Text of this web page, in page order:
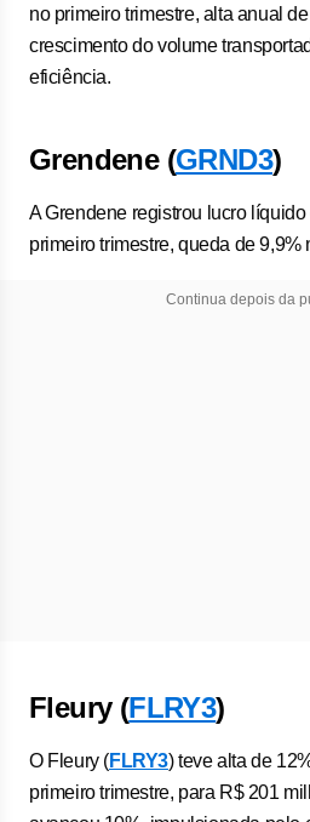
no primeiro trimestre, alta anual
crescimento do volume
eficiência.
Grendene (GRND3)
A Grendene registrou lucro
primeiro trimestre, queda de
Continua depois da
Fleury (FLRY3)
O Fleury (FLRY3) teve alta de
primeiro trimestre, para R$ 201